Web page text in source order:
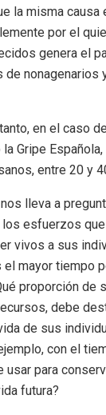
la misma causa
por el
genera el
de nonagenarios
en el caso
Gripe
entre 20 y
lleva a
esfuerzos
vivos a sus
mayor tiempo
proporción de
debe
de sus
con el
usar para
futura?